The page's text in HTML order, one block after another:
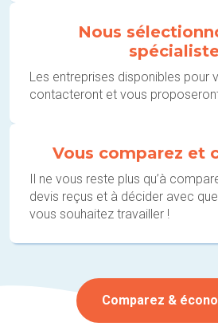
Nous
Les entreprises disponibles pour
contacteront et vous
Vous comparez et
Il ne vous reste plus qu’à
devis reçus et à décider avec
vous souhaitez travailler !
Comparez &